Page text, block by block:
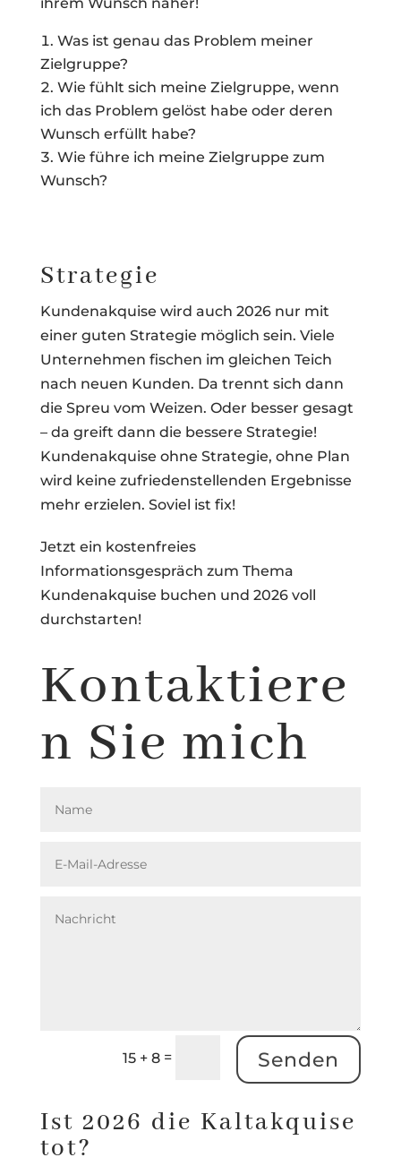
Was ist genau das Problem meiner
Zielgruppe?
Wie fühlt sich meine Zielgruppe, wenn
ich das Problem gelöst habe oder deren
Wunsch erfüllt habe?
Wie führe ich meine Zielgruppe zum
Wunsch?
Strategie
Kundenakquise wird auch 2026 nur mit
einer guten Strategie möglich sein. Viele
Unternehmen fischen im gleichen Teich
nach neuen Kunden. Da trennt sich dann
die Spreu vom Weizen. Oder besser gesagt
– da greift dann die bessere Strategie!
Kundenakquise ohne Strategie, ohne Plan
wird keine zufriedenstellenden Ergebnisse
mehr erzielen. Soviel ist fix!
Jetzt ein kostenfreies
Informationsgespräch zum Thema
Kundenakquise buchen und 2026 voll
durchstarten!
Kontaktiere
n Sie mich
15 + 8 = Senden
Ist 2026 die Kaltakquise
tot?